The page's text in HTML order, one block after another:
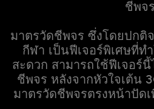
ชีพจ
มาตรวัดชีพจร ซึ่งโดยปกติ
กีฬา เป็นฟีเจอร์พิเศษที่ท
สะดวก สามารถใช้ฟีเจอร์
ชีพจร หลังจากหัวใจเต้น
มาตรวัดชีพจรตรงหน้าปัด